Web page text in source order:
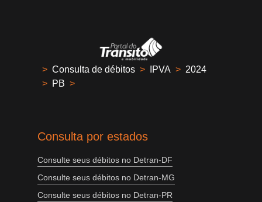
> Consulta de débitos > IPVA > 2024
> PB >
Consulta por estados
Consulte seus débitos no Detran-DF
Consulte seus débitos no Detran-MG
Consulte seus débitos no Detran-PR